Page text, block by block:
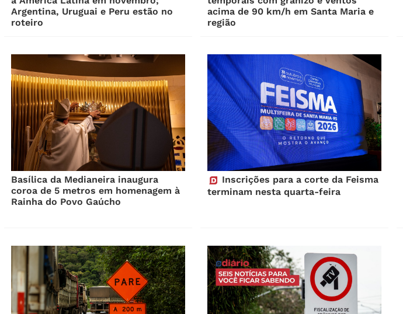
Argentina, Uruguai e Peru estão no
roteiro
acima de 90 km/h em Santa Maria e
região
Basílica da Medianeira inaugura
coroa de 5 metros em homenagem à
Rainha do Povo Gaúcho
Inscrições para a corte da Feisma
terminam nesta quarta-feira